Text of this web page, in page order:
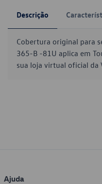
Descrição
Cobertura original para
365-B -81U aplica em
sua loja virtual oficial da
Ajuda